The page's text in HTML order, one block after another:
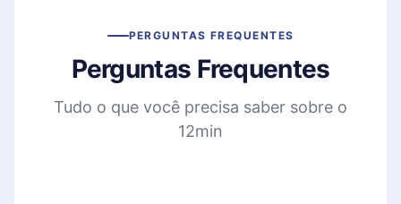
PERGUNTAS FREQUENTES
Perguntas Frequentes
Tudo o que você precisa saber sobre o
12min